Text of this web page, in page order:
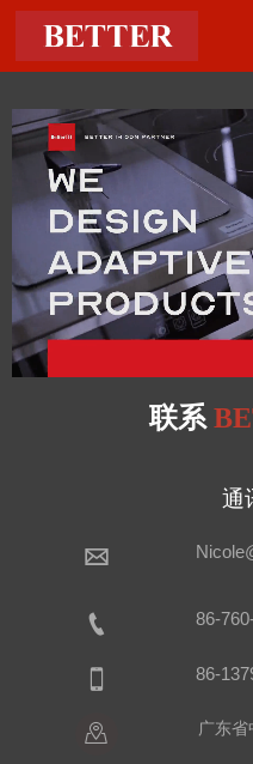
联系
通

 86-
 86-
 广东